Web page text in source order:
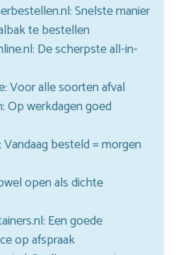
Snelste manier
te bestellen
De scherpste all-in-
Voor alle soorten afval
Op werkdagen goed
besteld = morgen
open als dichte
Een goede
op afspraak